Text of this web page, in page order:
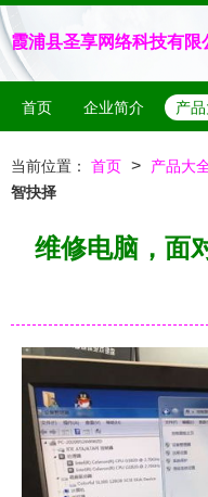
霞浦县圣享网络科技有限
首页 企业简介 产
当前位置： 首页 > 产品大
智抉择
维修电脑，面